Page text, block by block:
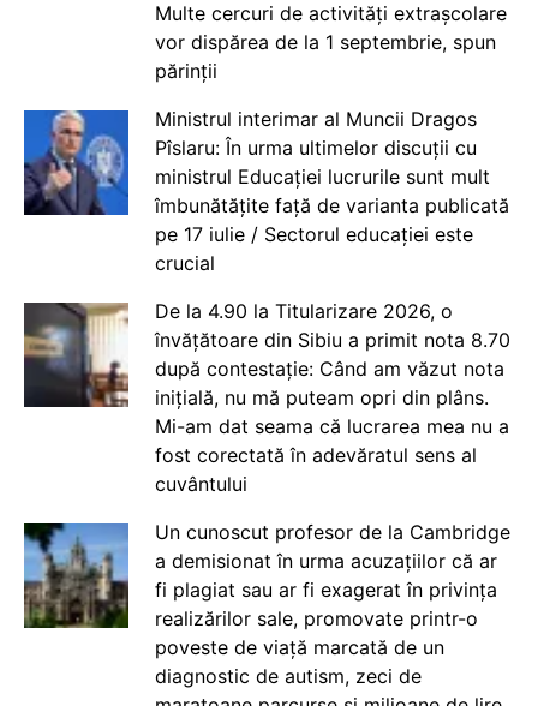
Multe cercuri de activități extrașcolare
vor dispărea de la 1 septembrie, spun
părinții
Ministrul interimar al Muncii Dragos
Pîslaru: În urma ultimelor discuții cu
ministrul Educației lucrurile sunt mult
îmbunătățite față de varianta publicată
pe 17 iulie / Sectorul educației este
crucial
De la 4.90 la Titularizare 2026, o
învățătoare din Sibiu a primit nota 8.70
după contestație: Când am văzut nota
inițială, nu mă puteam opri din plâns.
Mi-am dat seama că lucrarea mea nu a
fost corectată în adevăratul sens al
cuvântului
Un cunoscut profesor de la Cambridge
a demisionat în urma acuzațiilor că ar
fi plagiat sau ar fi exagerat în privința
realizărilor sale, promovate printr-o
poveste de viață marcată de un
diagnostic de autism, zeci de